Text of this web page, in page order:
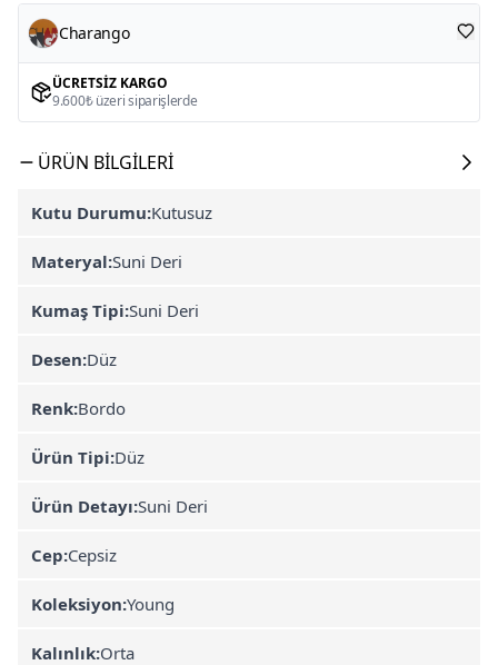
Charango
ÜCRETSIZ KARGO
9.600₺ üzeri siparişlerde
ÜRÜN BILGILERI
Kutu Durumu:Kutusuz
Materyal:Suni Deri
Kumaş Tipi:Suni Deri
Desen:Düz
Renk:Bordo
Ürün Tipi:Düz
Ürün Detayı:Suni Deri
Cep:Cepsiz
Koleksiyon:Young
Kalınlık:Orta